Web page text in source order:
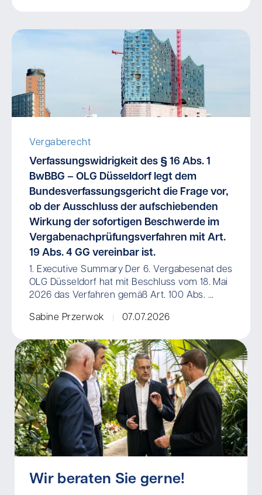
Vergaberecht
Verfassungswidrigkeit des § 16 Abs. 1
BwBBG – OLG Düsseldorf legt dem
Bundesverfassungsgericht die Frage vor,
ob der Ausschluss der aufschiebenden
Wirkung der sofortigen Beschwerde im
Vergabenachprüfungsverfahren mit Art.
19 Abs. 4 GG vereinbar ist.
1. Executive Summary Der 6. Vergabesenat des
OLG Düsseldorf hat mit Beschluss vom 18. Mai
2026 das Verfahren gemäß Art. 100 Abs. ...
Sabine Przerwok 07.07.2026
Wir beraten Sie gerne!